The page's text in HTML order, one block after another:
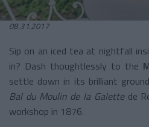
08.31.2017
Sip on an iced tea at nightfall
in? Dash thoughtlessly to the
settle down in its brilliant
Bal du Moulin de la Galette de
workshop in 1876.